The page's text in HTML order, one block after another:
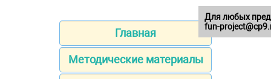
Главная
Методические материалы
Для любых
fun-